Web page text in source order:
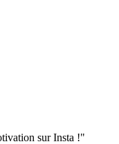
sur Insta !"